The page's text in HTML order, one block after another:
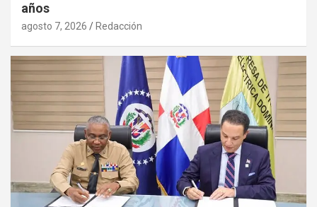
años
agosto 7, 2026 Redacción